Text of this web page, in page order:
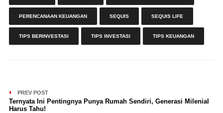
PERENCANAAN KEUANGAN SEQUIS SEQUIS LIFE
TIPS BERINVESTASI TIPS INVESTASI TIPS KEUANGAN
PREV POST
Ternyata Ini Pentingnya Punya Rumah Sendiri, Generasi Milenial
Harus Tahu!